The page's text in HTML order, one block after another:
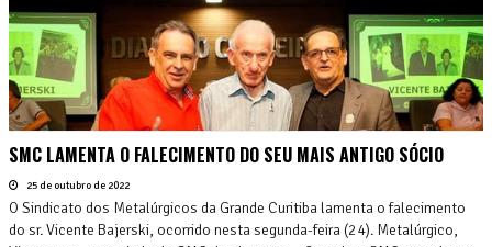
SMC LAMENTA O FALECIMENTO DO SEU MAIS ANTIGO SÓCIO
25 de outubro de 2022
O Sindicato dos Metalúrgicos da Grande Curitiba lamenta o falecimento
do sr. Vicente Bajerski, ocorrido nesta segunda-feira (24). Metalúrgico,